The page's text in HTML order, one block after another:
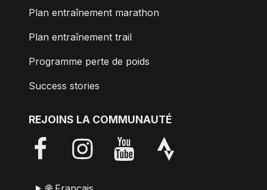
Plan entraînement marathon
Plan entraînement trail
Programme perte de poids
Success stories
REJOINS LA COMMUNAUTÉ